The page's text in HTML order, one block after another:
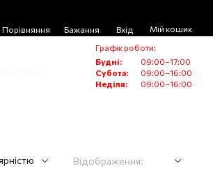
Порівняння
Бажання Вхід Мій кошик
Графік роботи:
Будні:
09:00–17:00
Субота:
09:00–16:00
Неділя:
09:00–16:00
Відображення: